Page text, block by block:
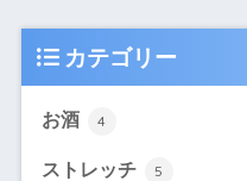
カテゴリー
お酒 4
ストレッチ 5